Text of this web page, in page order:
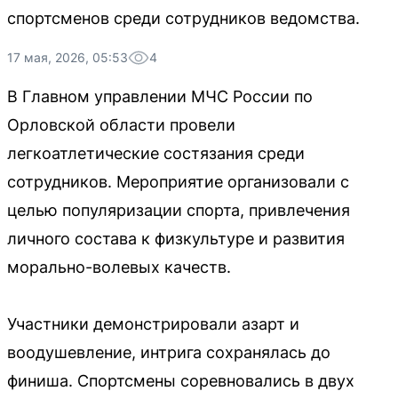
спортсменов среди сотрудников ведомства.
17 мая, 2026, 05:53 4
В Главном управлении МЧС России по
Орловской области провели
легкоатлетические состязания среди
сотрудников. Мероприятие организовали с
целью популяризации спорта, привлечения
личного состава к физкультуре и развития
морально-волевых качеств.
Участники демонстрировали азарт и
воодушевление, интрига сохранялась до
финиша. Спортсмены соревновались в двух